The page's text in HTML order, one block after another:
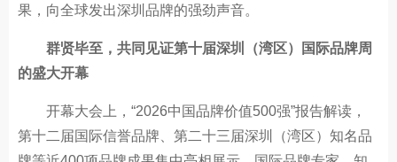
果，向全球发出深圳品牌的强劲声音。
群贤毕至，共同见证第十届深圳（湾区）国际品牌周
的盛大开幕
开幕大会上，“2026中国品牌价值500强”报告解读，
第十二届国际信誉品牌、第二十三届深圳（湾区）知名品